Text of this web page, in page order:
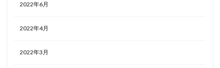
2022年6月
2022年4月
2022年3月